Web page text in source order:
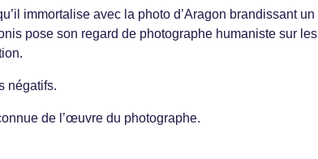
immortalise avec la photo d’Aragon brandissant un
pose son regard de photographe humaniste sur les
négatifs.
de l’œuvre du photographe.